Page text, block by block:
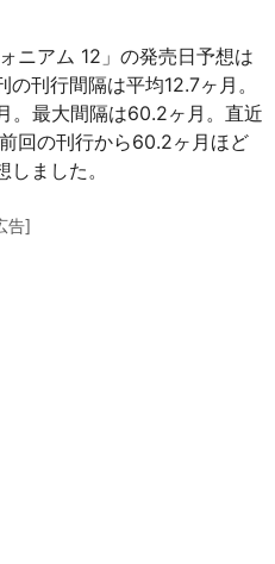
ニアム 12」の発売日予想は
刊行間隔は平均12.7ヶ月。
。最大間隔は60.2ヶ月。直近
回の刊行から60.2ヶ月ほど
ました。
告]